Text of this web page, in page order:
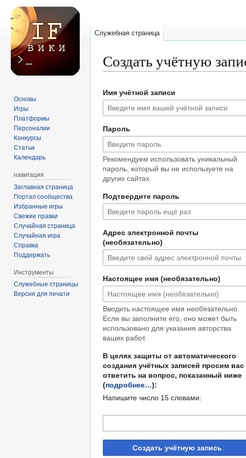
Создать учётную
к
навигации
к
поиску
Имя учётной записи
Пароль
Рекомендуем использовать уникальный
пароль, который вы не используете на
других сайтах.
Подтвердите пароль
Адрес электронной почты
(необязательно)
Настоящее имя (необязательно)
Вводить настоящее имя необязательно.
Если вы заполните его, оно может быть
использовано для указания авторства
ваших работ.
В целях защиты от автоматического
создания учётных записей просим вас
ответить на вопрос, показанный ниже
(подробнее…):
Напишите число 15 словами:
Создать учётную запись
Служебная страница
Основы
Игры
Платформы
Персоналии
Конкурсы
Статьи
Календарь
навигация
Заглавная страница
Портал сообщества
Избранные игры
Свежие правки
Случайная страница
Случайная игра
Справка
Поддержать
Инструменты
Служебные страницы
Версия для печати